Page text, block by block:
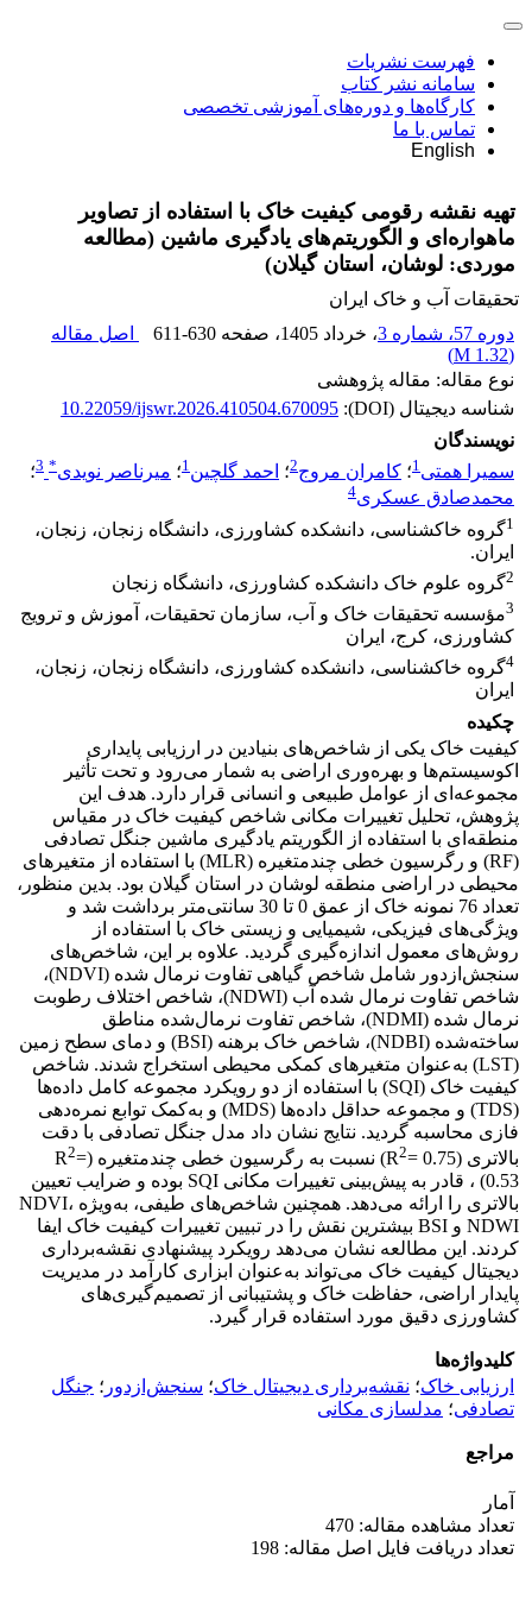
فهرست نشریات
سامانه نشر کتاب
کارگاه‌ها و دوره‌های آموزشی تخصصی
تماس با ما
English
تهیه نقشه رقومی کیفیت خاک با استفاده از تصاویر
ماهواره‌ای و الگوریتم‌های یادگیری ماشین (مطالعه
موردی: لوشان، استان گیلان)
تحقیقات آب و خاک ایران
دوره 57، شماره 3
، خرداد 1405 ، صفحه 611-630
اصل مقاله
(
1.32 M
)
نوع مقاله: مقاله پژوهشی
شناسه دیجیتال (DOI):
10.22059/ijswr.2026.410504.670095
نویسندگان
سمیرا همتی1؛ کامران مروج2؛ احمد گلچین1؛ میرناصر نویدی*
3؛
محمدصادق عسکری4
1گروه خاکشناسی، دانشکده کشاورزی، دانشگاه زنجان، زنجان،
ایران.
2گروه علوم خاک دانشکده کشاورزی، دانشگاه زنجان
3مؤسسه تحقیقات خاک و آب، سازمان تحقیقات، آموزش و ترویج
کشاورزی، کرج، ایران
4گروه خاکشناسی، دانشکده کشاورزی، دانشگاه زنجان، زنجان،
ایران
چکیده
کیفیت خاک یکی از شاخص‌های بنیادین در ارزیابی پایداری
اکوسیستم‌ها و بهره‌وری اراضی به شمار می‌رود و تحت تأثیر
مجموعه‌ای از عوامل طبیعی و انسانی قرار دارد. هدف این
پژوهش، تحلیل تغییرات مکانی شاخص کیفیت خاک در مقیاس
منطقه‌ای با استفاده از الگوریتم یادگیری ماشین جنگل تصادفی
(RF) و رگرسیون خطی چندمتغیره (MLR) با استفاده از متغیرهای
محیطی در اراضی منطقه لوشان در استان گیلان بود. بدین منظور،
تعداد 76 نمونه خاک از عمق 0 تا 30 سانتی‌متر برداشت شد و
ویژگی‌های فیزیکی، شیمیایی و زیستی خاک با استفاده از
روش‌های معمول اندازه‌گیری گردید. علاوه بر این، شاخص‌های
سنجش‌ازدور شامل شاخص گیاهی تفاوت نرمال شده (NDVI)،
شاخص تفاوت نرمال شده آب (NDWI)، شاخص اختلاف رطوبت
نرمال شده (NDMI)، شاخص تفاوت نرمال‌شده مناطق
ساخته‌شده (NDBI)، شاخص خاک برهنه (BSI) و دمای سطح زمین
(LST) به‌عنوان متغیرهای کمکی محیطی استخراج شدند. شاخص
کیفیت خاک (SQI) با استفاده از دو رویکرد مجموعه کامل داده‌ها
(TDS) و مجموعه حداقل داده‌ها (MDS) و به‌کمک توابع نمره‌دهی
فازی محاسبه گردید. نتایج نشان داد مدل جنگل تصادفی با دقت
بالاتری (R
2= 0.75) نسبت به رگرسیون خطی چندمتغیره (R 2=
0.53) ، قادر به پیش‌بینی تغییرات مکانی SQI بوده و ضرایب تعیین
بالاتری را ارائه می‌دهد. همچنین شاخص‌های طیفی، به‌ویژه NDVI،
NDWI و BSI بیشترین نقش را در تبیین تغییرات کیفیت خاک ایفا
کردند. این مطالعه نشان می‌دهد رویکرد پیشنهادی نقشه‌برداری
دیجیتال کیفیت خاک می‌تواند به‌عنوان ابزاری کارآمد در مدیریت
پایدار اراضی، حفاظت خاک و پشتیبانی از تصمیم‌گیری‌های
کشاورزی دقیق مورد استفاده قرار گیرد.
کلیدواژه‌ها
ارزیابی خاک؛ نقشه‌برداری دیجیتال خاک؛ سنجش‌ازدور ؛ جنگل
تصادفی؛ مدلسازی مکانی
مراجع
آمار
تعداد مشاهده مقاله: 470
تعداد دریافت فایل اصل مقاله: 198